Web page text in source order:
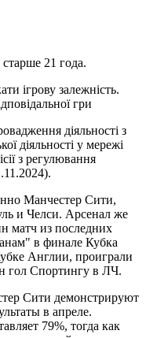
21 года.
ігрову залежність.
гри
діяльності з
діяльності у мережі
з регулювання
Манчестер Сити,
и Челси. Арсенал же
матч из последних
в финале Кубка
Англии, проиграли
гол Спортингу в ЛЧ.
Сити демонстрируют
в апреле.
79%, тогда как